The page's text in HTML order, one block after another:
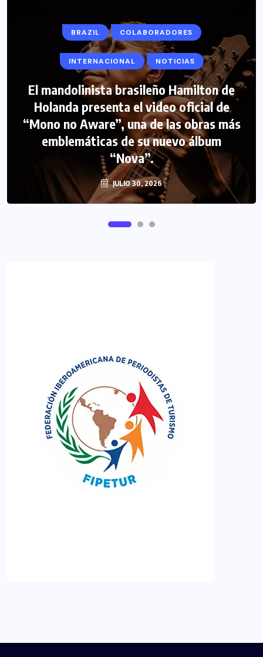
BRAZIL COLABORADORES
INTERNACIONAL NOTICIAS
El mandolinista brasileño Hamilton de
Holanda presenta el video oficial de
“Mono no Aware”, una de las obras más
emblemáticas de su nuevo álbum
“Nova”.
JULIO 30, 2026
COLABORADORES INTERNACIONAL
NOTICIAS PERIODISMO TURISTICO
FIPETUR se solidariza con Venezuela
JUNIO 29, 2026